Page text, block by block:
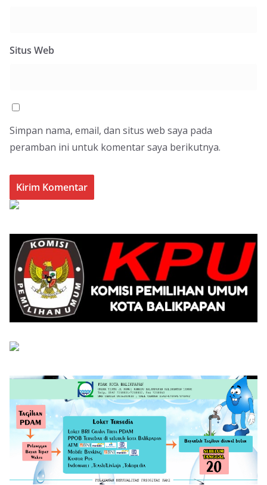
Situs Web
Simpan nama, email, dan situs web saya pada
peramban ini untuk komentar saya berikutnya.